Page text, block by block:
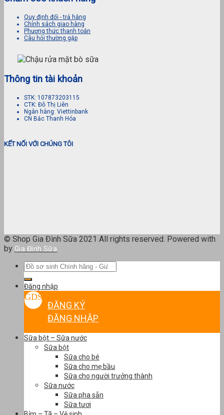
Quy định đổi - trả hàng
Chính sách giao hàng
Phương thức thanh toán
Câu hỏi thường gặp
Thông tin tài khoản
STK: 107873203115
CTK: Đỗ Thị Liên
Ngân hàng: Viettinbank
CN Bắc Thanh Hóa
KẾT NỐI VỚI CHÚNG TÔI
© Shop Gia Đình Sữa 2021 All rights reserved. Powered with
by Gia Đình Sữa
Tìm
Đăng nhập
ĐĂNG KÝ
ĐĂNG NHẬP
Sữa bột – Sữa nước
Sữa bột
Sữa cho bé
Sữa cho mẹ bầu
Sữa cho người trưởng thành
Sữa nước
Sữa pha sẵn
Sữa tươi